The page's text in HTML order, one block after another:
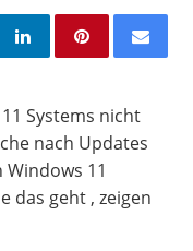
Systems nicht
nach Updates
11
das geht , zeigen